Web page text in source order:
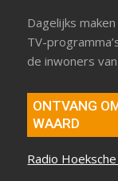
Dagelijks
TV-
de inwoners
ONTVANG
WAARD
Radio